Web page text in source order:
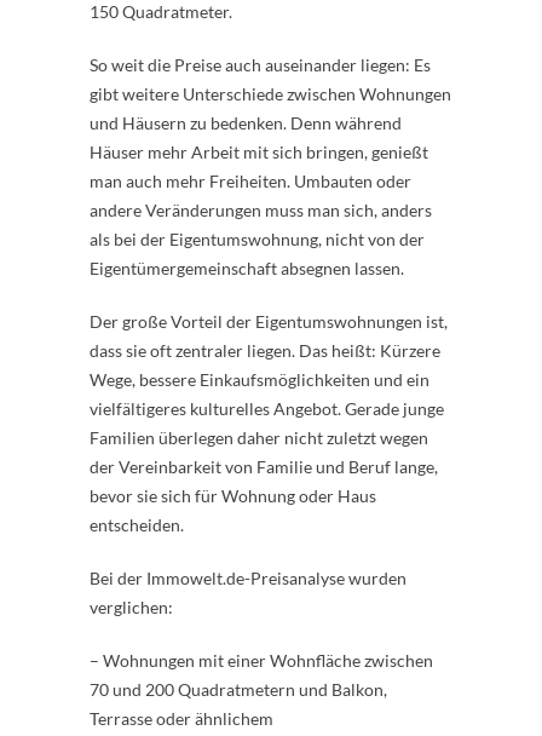
150 Quadratmeter.
So weit die Preise auch auseinander liegen: Es
gibt weitere Unterschiede zwischen Wohnungen
und Häusern zu bedenken. Denn während
Häuser mehr Arbeit mit sich bringen, genießt
man auch mehr Freiheiten. Umbauten oder
andere Veränderungen muss man sich, anders
als bei der Eigentumswohnung, nicht von der
Eigentümergemeinschaft absegnen lassen.
Der große Vorteil der Eigentumswohnungen ist,
dass sie oft zentraler liegen. Das heißt: Kürzere
Wege, bessere Einkaufsmöglichkeiten und ein
vielfältigeres kulturelles Angebot. Gerade junge
Familien überlegen daher nicht zuletzt wegen
der Vereinbarkeit von Familie und Beruf lange,
bevor sie sich für Wohnung oder Haus
entscheiden.
Bei der Immowelt.de-Preisanalyse wurden
verglichen:
– Wohnungen mit einer Wohnfläche zwischen
70 und 200 Quadratmetern und Balkon,
Terrasse oder ähnlichem